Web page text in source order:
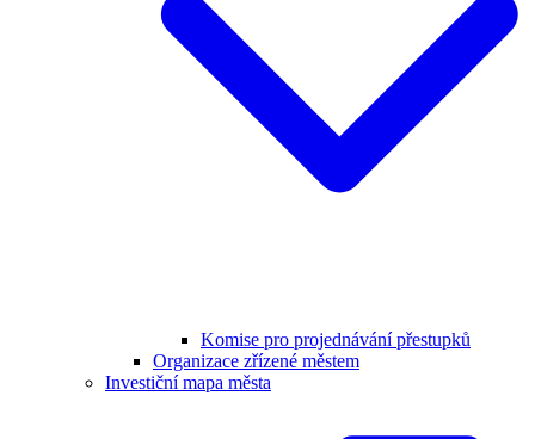
Komise pro projednávání přestupků
Organizace zřízené městem
Investiční mapa města